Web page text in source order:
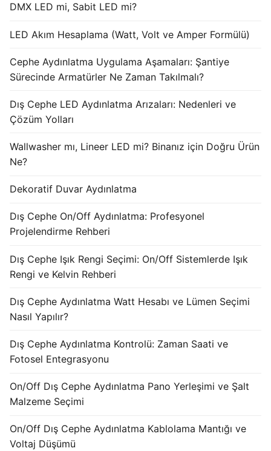
Cephe Animasyon DOTLED Serisi
Cephe Animasyon WallWasher Serisi
İLETİŞİM & SİPARİŞ
Turkish
French
DMX LED mi, Sabit LED mi?
LED Akım Hesaplama (Watt, Volt ve Amper Formülü)
Cephe Aydınlatma Uygulama Aşamaları: Şantiye
Sürecinde Armatürler Ne Zaman Takılmalı?
Dış Cephe LED Aydınlatma Arızaları: Nedenleri ve
Çözüm Yolları
Wallwasher mı, Lineer LED mi? Binanız için Doğru Ürün
Ne?
Dekoratif Duvar Aydınlatma
Dış Cephe On/Off Aydınlatma: Profesyonel
Projelendirme Rehberi
Dış Cephe Işık Rengi Seçimi: On/Off Sistemlerde Işık
Rengi ve Kelvin Rehberi
Dış Cephe Aydınlatma Watt Hesabı ve Lümen Seçimi
Nasıl Yapılır?
Dış Cephe Aydınlatma Kontrolü: Zaman Saati ve
Fotosel Entegrasyonu
On/Off Dış Cephe Aydınlatma Pano Yerleşimi ve Şalt
Malzeme Seçimi
On/Off Dış Cephe Aydınlatma Kablolama Mantığı ve
Voltaj Düşümü